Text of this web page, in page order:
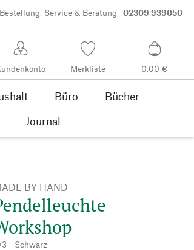
Bestellung, Service & Beratung 02309 939050
Merkliste 0,00 €
Büro
Bücher
Journal
BY HAND
- Schwarz